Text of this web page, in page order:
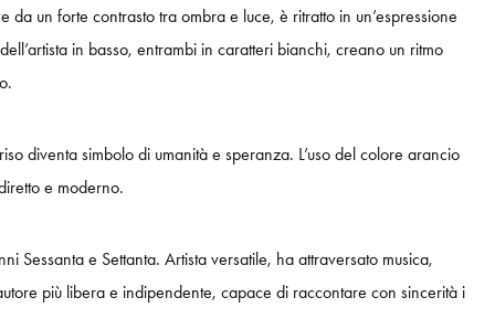
un forte contrasto tra ombra e luce, è ritratto in un’espressione
in basso, entrambi in caratteri bianchi, creano un ritmo
diventa simbolo di umanità e speranza. L’uso del colore arancio
e moderno.
Sessanta e Settanta. Artista versatile, ha attraversato musica,
più libera e indipendente, capace di raccontare con sincerità i